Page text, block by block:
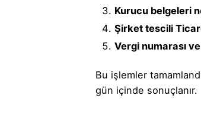
Kurucu belgeleri
Şirket tescili
Vergi numarası ve
Bu işlemler
gün içinde sonuçlanır.